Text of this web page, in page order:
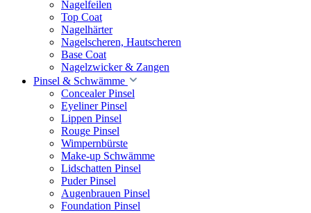
Nagelfeilen
Top Coat
Nagelhärter
Nagelscheren, Hautscheren
Base Coat
Nagelzwicker & Zangen
Pinsel & Schwämme
Concealer Pinsel
Eyeliner Pinsel
Lippen Pinsel
Rouge Pinsel
Wimpernbürste
Make-up Schwämme
Lidschatten Pinsel
Puder Pinsel
Augenbrauen Pinsel
Foundation Pinsel